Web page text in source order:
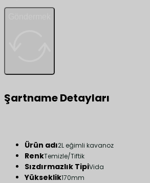
Şartname Detayları
Ürün adı2L eğimli kavanoz
RenkTemizle/Tiftik
Sızdırmazlık TipiVida
Yükseklik170mm